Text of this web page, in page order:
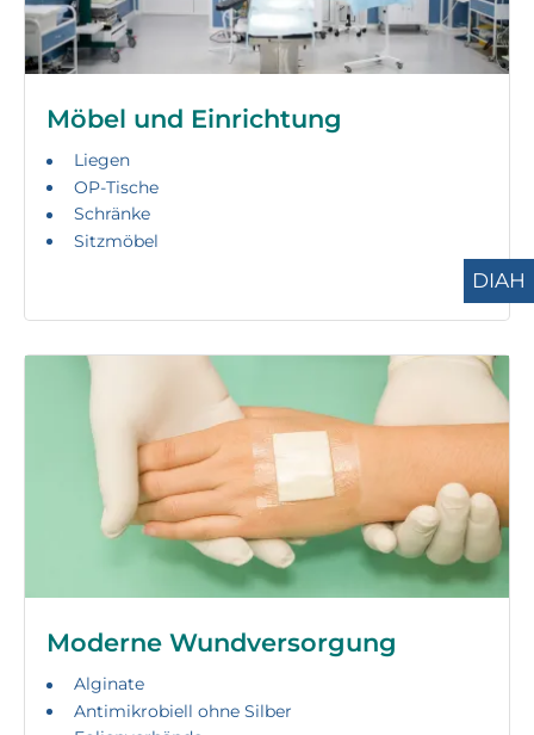
Möbel und Einrichtung
Liegen
OP-Tische
Schränke
Sitzmöbel
Moderne Wundversorgung
Alginate
Antimikrobiell ohne Silber
DIAH